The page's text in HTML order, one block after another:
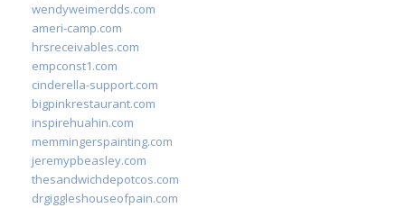
wendyweimerdds.com
ameri-camp.com
hrsreceivables.com
empconst1.com
cinderella-support.com
bigpinkrestaurant.com
inspirehuahin.com
memmingerspainting.com
jeremypbeasley.com
thesandwichdepotcos.com
drgiggleshouseofpain.com